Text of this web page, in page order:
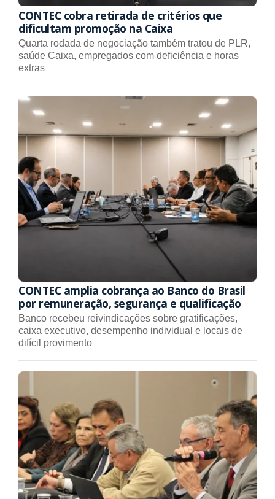
CONTEC cobra retirada de critérios que
dificultam promoção na Caixa
Quarta rodada de negociação também tratou de PLR,
saúde Caixa, empregados com deficiência e horas
extras
CONTEC amplia cobrança ao Banco do Brasil
por remuneração, segurança e qualificação
Banco recebeu reivindicações sobre gratificações,
caixa executivo, desempenho individual e locais de
difícil provimento